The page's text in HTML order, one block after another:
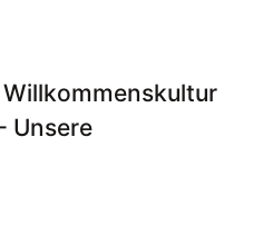
Unsere